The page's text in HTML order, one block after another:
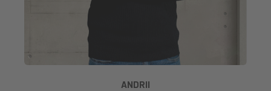
ANDRII